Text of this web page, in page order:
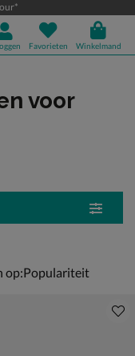
Favorieten Winkelmand
voor
op: